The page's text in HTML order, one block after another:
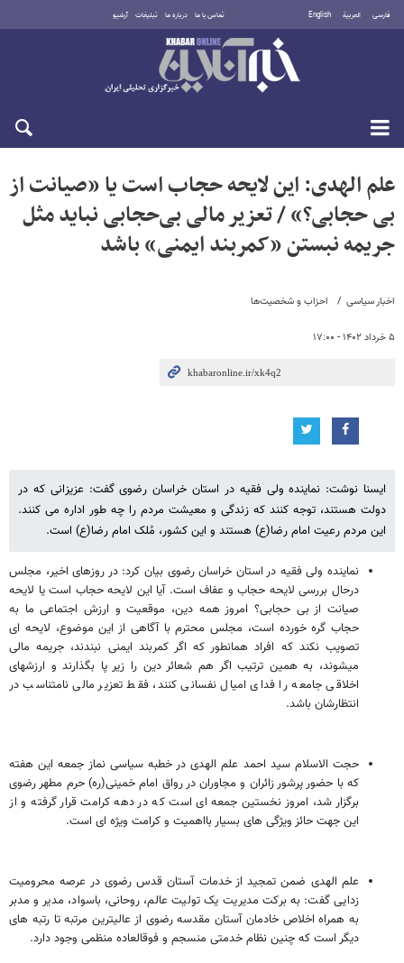
فارسی العربية English تماس با ما درباره ما تبلیغات آرشیو
پنجشنبه ۱۵ مرداد ۱۴۰۵
اخبار سیاسی احزاب و شخصیت‌ها
۵ خرداد ۱۴۰۲ - ۱۷:۰۰
علم الهدی: این لایحه حجاب است یا «صیانت از
بی حجابی؟» / تعزیر مالی بی‌حجابی نباید مثل
جریمه نبستن «کمربند ایمنی» باشد
ایسنا نوشت: نماینده ولی فقیه در استان خراسان رضوی گفت: عزیزانی که در
دولت هستند، توجه کنند که زندگی و معیشت مردم را چه طور اداره می کنند.
این مردم رعیت امام رضا(ع) هستند و این کشور، مُلک امام رضا(ع) است.
نماینده ولی فقیه در استان خراسان رضوی بیان کرد: در روزهای اخیر، مجلس
درحال بررسی لایحه حجاب و عفاف است. آیا این لایحه حجاب است یا لایحه
صیانت از بی حجابی؟ امروز همه دین، موقعیت و ارزش اجتماعی ما به
حجاب گره خورده است، مجلس محترم با آگاهی از این موضوع، لایحه ‎ای
تصویب نکند که افراد همان‎طور که اگر کمربند ایمنی نبندند، جریمه مالی
می‎شوند، به همین ترتیب اگر هم شعائر دین را زیر پا بگذارند و ارزش‎های
اخلاقی جامعه را فدای امیال نفسانی کنند، فقط تعزیر مالی نامتناسب در
انتظارشان باشد.
حجت الاسلام سید احمد علم ‎الهدی در خطبه سیاسی نماز جمعه این هفته
که با حضور پرشور زائران و مجاوران در رواق امام خمینی(ره) حرم مطهر رضوی
برگزار شد، امروز نخستین جمعه‎ ای است که در دهه کرامت قرار گرفته و از
این جهت حائز ویژگی‎ های بسیار بااهمیت و کرامت ویژه ‎ای است.
زدایی گفت: به برکت مدیریت یک تولیت عالم، روحانی، باسواد، مدیر و مدبر
به همراه اخلاص خادمان آستان مقدسه رضوی از عالی‎ترین مرتبه تا رتبه‎ های
دیگر است که چنین نظام خدمتی منسجم و فوق‎العاده منظمی وجود دارد.